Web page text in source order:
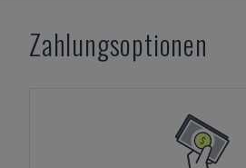
Zahlungsoptionen